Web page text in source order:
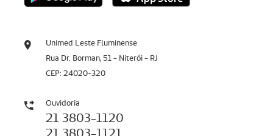
Unimed Leste Fluminense
Rua Dr. Borman, 51 - Niterói - RJ
CEP: 24020-320
Ouvidoria
21 3803-1120